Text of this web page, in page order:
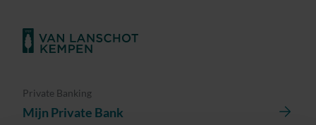
Private Banking
Mijn Private Bank